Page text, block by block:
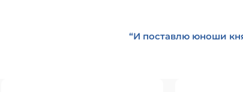
“И поставлю юноши